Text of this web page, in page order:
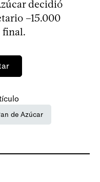
decidió
–15.000
final.
de Azúcar